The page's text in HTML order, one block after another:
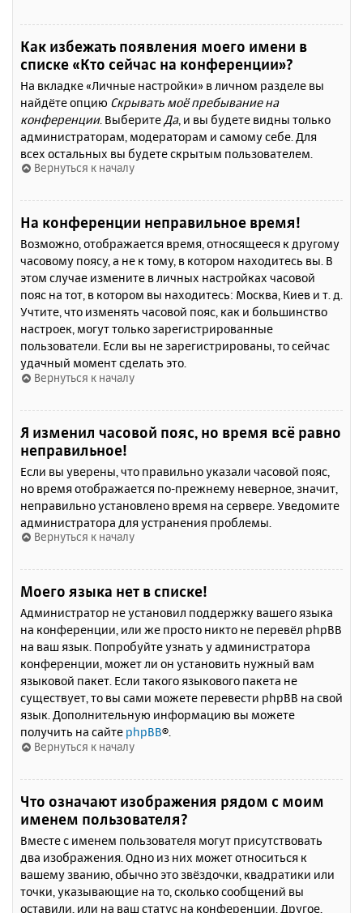
Как избежать появления моего имени в
списке «Кто сейчас на конференции»?
На вкладке «Личные настройки» в личном разделе вы
найдёте опцию Скрывать моё пребывание на
конференции. Выберите Да, и вы будете видны только
администраторам, модераторам и самому себе. Для
всех остальных вы будете скрытым пользователем.
Вернуться к началу
На конференции неправильное время!
Возможно, отображается время, относящееся к другому
часовому поясу, а не к тому, в котором находитесь вы. В
этом случае измените в личных настройках часовой
пояс на тот, в котором вы находитесь: Москва, Киев и т. д.
Учтите, что изменять часовой пояс, как и большинство
настроек, могут только зарегистрированные
пользователи. Если вы не зарегистрированы, то сейчас
удачный момент сделать это.
Вернуться к началу
Я изменил часовой пояс, но время всё равно
неправильное!
Если вы уверены, что правильно указали часовой пояс,
но время отображается по-прежнему неверное, значит,
неправильно установлено время на сервере. Уведомите
администратора для устранения проблемы.
Вернуться к началу
Моего языка нет в списке!
Администратор не установил поддержку вашего языка
на конференции, или же просто никто не перевёл phpBB
на ваш язык. Попробуйте узнать у администратора
конференции, может ли он установить нужный вам
языковой пакет. Если такого языкового пакета не
существует, то вы сами можете перевести phpBB на свой
язык. Дополнительную информацию вы можете
получить на сайте phpBB®.
Вернуться к началу
Что означают изображения рядом с моим
именем пользователя?
Вместе с именем пользователя могут присутствовать
два изображения. Одно из них может относиться к
вашему званию, обычно это звёздочки, квадратики или
точки, указывающие на то, сколько сообщений вы
оставили, или на ваш статус на конференции. Другое,